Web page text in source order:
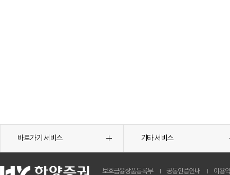
바로가기 서비스 기타 서비스
보호금융상품등록부 공동인증안내 이용